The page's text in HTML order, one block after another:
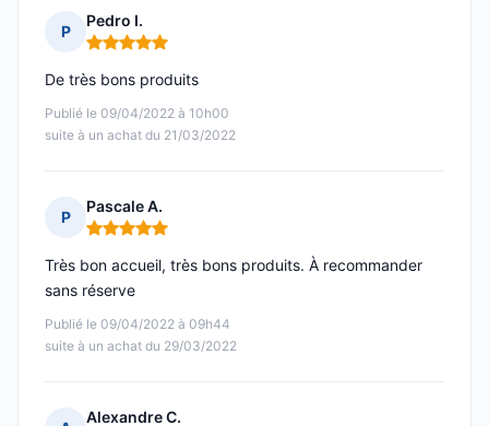
P
Pedro I.
Note : 5 sur 5
Publié le 09/04/2022 à 10h00
suite à un achat du 21/03/2022
De très bons produits
P
Pascale A.
Note : 5 sur 5
Publié le 09/04/2022 à 09h44
suite à un achat du 29/03/2022
Très bon accueil, très bons produits. À recommander
sans réserve
Alexandre C.